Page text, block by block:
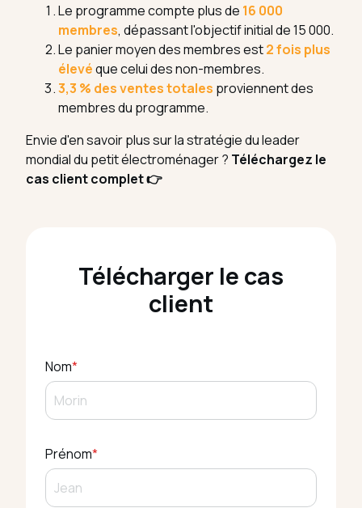
Le programme compte plus de 16 000
membres, dépassant l'objectif initial de 15 000.
Le panier moyen des membres est2 fois plus
élevéque celui des non-membres.
3,3 % des ventes totales proviennent des
membres du programme.
Envie d'en savoir plus sur la stratégie du leader
mondial du petit électroménager ? Téléchargez le
cas client complet 👉
Télécharger le cas
client
Nom*
Prénom*